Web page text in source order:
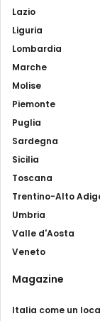
Lazio
Liguria
Lombardia
Marche
Molise
Piemonte
Puglia
Sardegna
Sicilia
Toscana
Trentino-Alto
Umbria
Valle d'Aosta
Veneto
Magazine
Italia come un